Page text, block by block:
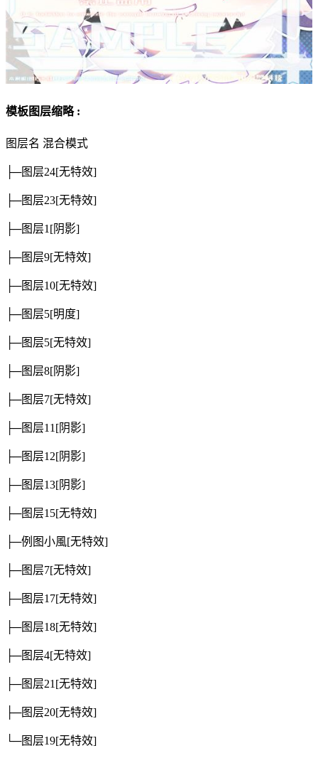
模板图层缩略 :
图层名 混合模式
├─图层24[无特效]
├─图层23[无特效]
├─图层1[阴影]
├─图层9[无特效]
├─图层10[无特效]
├─图层5[明度]
├─图层5[无特效]
├─图层8[阴影]
├─图层7[无特效]
├─图层11[阴影]
├─图层12[阴影]
├─图层13[阴影]
├─图层15[无特效]
├─例图小風[无特效]
├─图层7[无特效]
├─图层17[无特效]
├─图层18[无特效]
├─图层4[无特效]
├─图层21[无特效]
├─图层20[无特效]
└─图层19[无特效]